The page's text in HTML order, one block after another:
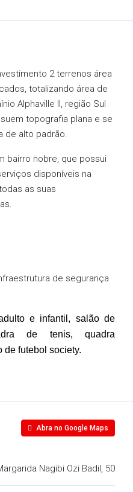
2 terrenos área
totalizando área de
Alphaville II, região Sul
topografia plana e se
de alto padrão.
bairro nobre, que possui
disponíveis na
as suas
de segurança
e infantil, salão de
de tenis, quadra
de futebol society.
Abra no Google Maps
Nagibi Ozi Badil, 50